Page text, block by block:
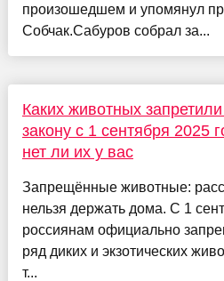
произошедшем и упомянул
Собчак.Сабуров собрал за...
Каких животных
закону с 1 сентября 2025
нет ли их у вас
Запрещённые животные:
нельзя держать дома. С 1
россиянам официально
ряд диких и экзотических
т...